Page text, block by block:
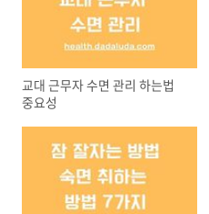
교대 근무자 수면 관리 하는법
중요성